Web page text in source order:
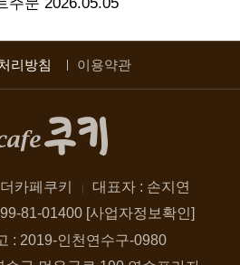
리방침 이용약관
카페쿠키
대표자 : 손지연
81-01400 [사업자정보확인]
: 2019-인천연수구-0980